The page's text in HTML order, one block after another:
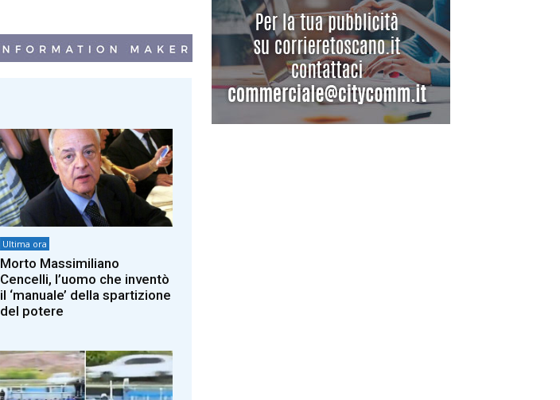
Ultima ora
Morto Massimiliano
Cencelli, l’uomo che inventò
il ‘manuale’ della spartizione
del potere